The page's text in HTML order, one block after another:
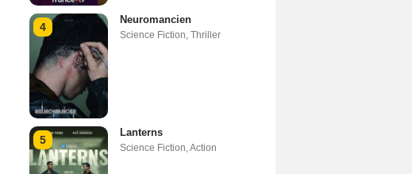
4
Neuromancien
Science Fiction, Thriller
5
Lanterns
Science Fiction,Action